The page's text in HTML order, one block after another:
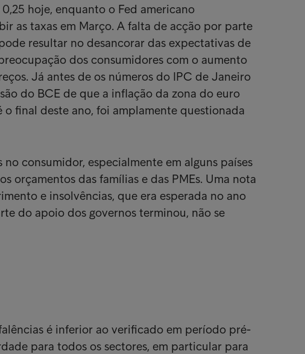
hoje, enquanto o Fed americano
as taxas em Março. A falta de acção por parte
resultar no desancorar das expectativas de
dos consumidores com o aumento
Já antes de os números do IPC de Janeiro
do BCE de que a inflação da zona do euro
o final deste ano, foi amplamente questionada
consumidor, especialmente em alguns países
orçamentos das famílias e das PMEs. Uma nota
e insolvências, que era esperada no ano
do apoio dos governos terminou, não se
é inferior ao verificado em período pré-
para todos os sectores, em particular para